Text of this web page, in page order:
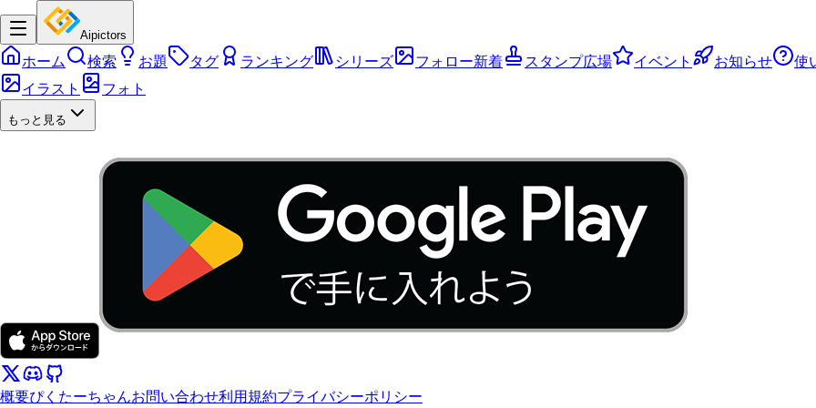
Aipictors
ホーム 検索 お題 タグ ランキング シリーズ フォロー新着 スタンプ広場 イベント お知らせ
使
イラスト
フォト
もっと見る
概要ぴくたーちゃんお問い合わせ利用規約プライバシーポリシー